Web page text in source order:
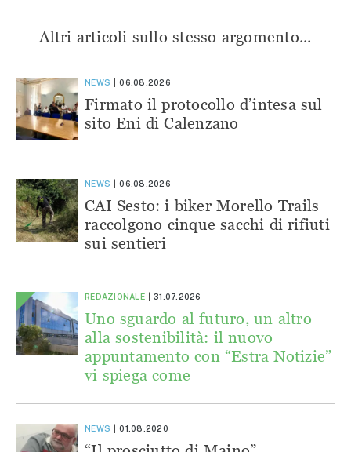
Altri articoli sullo stesso argomento...
NEWS 06.08.2026
Firmato il protocollo d’intesa sul
sito Eni di Calenzano
NEWS 06.08.2026
CAI Sesto: i biker Morello Trails
raccolgono cinque sacchi di rifiuti
sui sentieri
REDAZIONALE 31.07.2026
Uno sguardo al futuro, un altro
alla sostenibilità: il nuovo
appuntamento con “Estra Notizie”
vi spiega come
NEWS 01.08.2020